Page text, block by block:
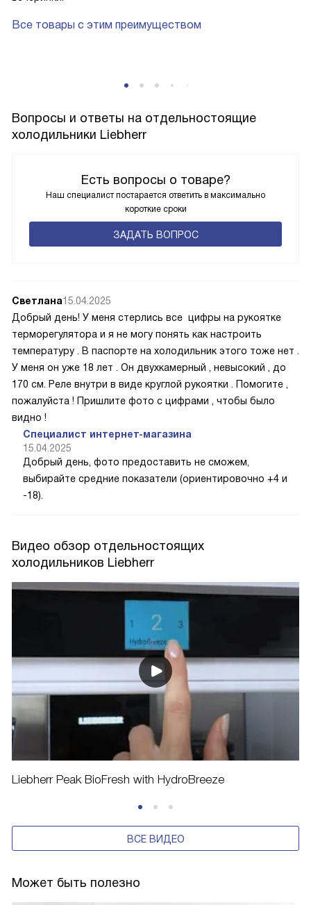
Все товары с этим преимуществом
Вопросы и ответы на отдельностоящие
холодильники Liebherr
Есть вопросы о товаре?
Наш специалист постарается ответить в максимально
короткие сроки
ЗАДАТЬ ВОПРОС
Светлана15.04.2025
Добрый день! У меня стерлись все цифры на рукоятке
терморегулятора и я не могу понять как настроить
температуру . В паспорте на холодильник этого тоже нет .
У меня он уже 18 лет . Он двухкамерный , невысокий , до
170 см. Реле внутри в виде круглой рукоятки . Помогите ,
пожалуйста ! Пришлите фото с цифрами , чтобы было
видно !
Специалист интернет-магазина
15.04.2025
Добрый день, фото предоставить не сможем,
выбирайте средние показатели (ориентировочно +4 и
-18).
Видео обзор отдельностоящих
холодильников Liebherr
Liebherr Peak BioFresh with HydroBreeze
ВСЕ ВИДЕО
Может быть полезно